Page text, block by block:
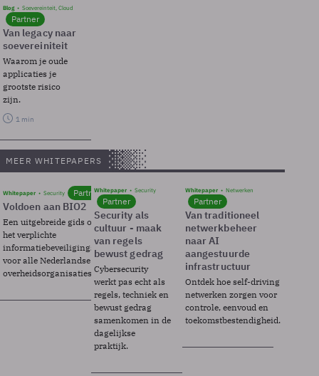
Blog Soevereinteit, Cloud
Partner
Van legacy naar
soevereiniteit
Waarom je oude
applicaties je
grootste risico
zijn.
1 min
MEER WHITEPAPERS
Whitepaper Security Partner
Voldoen aan BIO2
Een uitgebreide gids over BIO2,
het verplichte
informatiebeveiligingsframework
voor alle Nederlandse
overheidsorganisaties.
Whitepaper Security
Partner
Security als
cultuur - maak
van regels
bewust gedrag
Cybersecurity
werkt pas echt als
regels, techniek en
bewust gedrag
samenkomen in de
dagelijkse
praktijk.
Whitepaper Netwerken
Partner
Van traditioneel
netwerkbeheer
naar AI
aangestuurde
infrastructuur
Ontdek hoe self-driving
netwerken zorgen voor
controle, eenvoud en
toekomstbestendigheid.